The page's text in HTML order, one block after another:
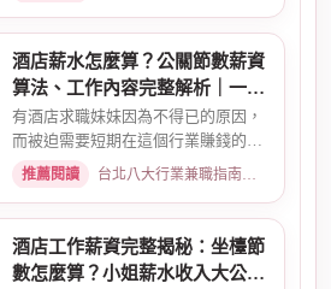
酒店薪水怎麼算？公關節數薪資
算法、工作內容完整解析｜一次
搞懂收入結構
有酒店求職妹妹因為不得已的原因，
而被迫需要短期在這個行業賺錢的時
候而環境又你文章提到的那麼...
推薦閱讀 台北八大行業兼職指南：熱門職缺與求職須知 · 2026-02-13
酒店工作薪資完整揭秘：坐檯節
數怎麼算？小姐薪水收入大公開